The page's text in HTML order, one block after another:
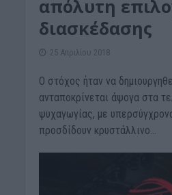
απόλυτη
διασκέδασης
25 Απριλίου 2018
Ο στόχος ήταν να
ανταποκρίνεται άψογα στα
ψυχαγωγίας, με
προσδίδουν κρυστάλλινο...